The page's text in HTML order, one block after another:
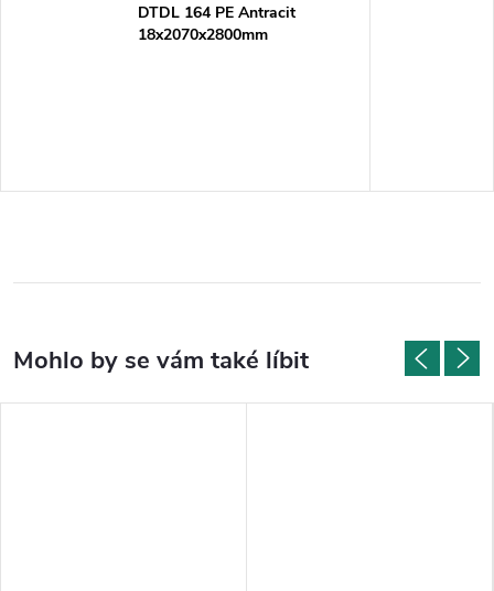
DTDL 164 PE Antracit
18x2070x2800mm